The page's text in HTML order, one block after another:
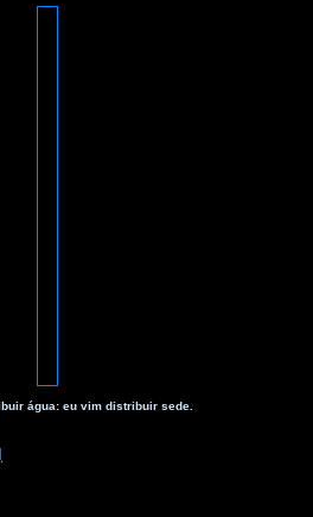
água: eu vim distribuir sede.